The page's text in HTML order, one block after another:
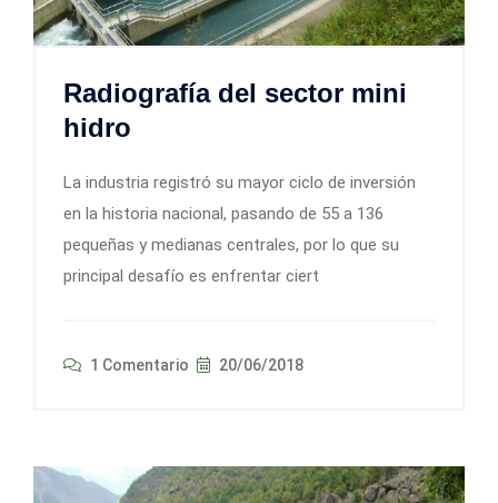
Radiografía del sector mini
hidro
La industria registró su mayor ciclo de inversión
en la historia nacional, pasando de 55 a 136
pequeñas y medianas centrales, por lo que su
principal desafío es enfrentar ciert
1 Comentario 20/06/2018